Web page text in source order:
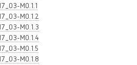
M0.1.1
M0.1.2
M0.1.3
M0.1.4
M0.1.5
M0.1.8